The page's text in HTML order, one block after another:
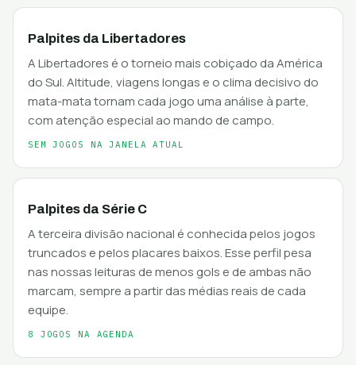
Palpites da Libertadores
A Libertadores é o torneio mais cobiçado da América
do Sul. Altitude, viagens longas e o clima decisivo do
mata-mata tornam cada jogo uma análise à parte,
com atenção especial ao mando de campo.
SEM JOGOS NA JANELA ATUAL
Palpites da Série C
A terceira divisão nacional é conhecida pelos jogos
truncados e pelos placares baixos. Esse perfil pesa
nas nossas leituras de menos gols e de ambas não
marcam, sempre a partir das médias reais de cada
equipe.
8 JOGOS NA AGENDA